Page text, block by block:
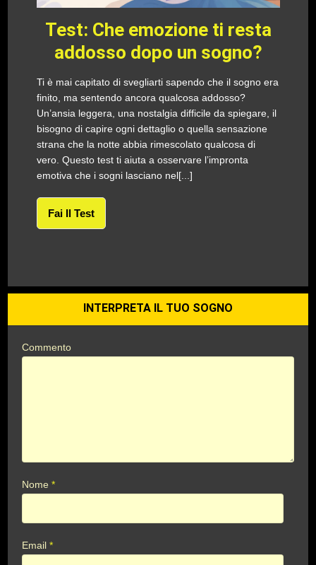
Test: Che emozione ti resta
addosso dopo un sogno?
Ti è mai capitato di svegliarti sapendo che il sogno era
finito, ma sentendo ancora qualcosa addosso?
Un’ansia leggera, una nostalgia difficile da spiegare, il
bisogno di capire ogni dettaglio o quella sensazione
strana che la notte abbia rimescolato qualcosa di
vero. Questo test ti aiuta a osservare l’impronta
emotiva che i sogni lasciano nel[...]
Fai Il Test
INTERPRETA IL TUO SOGNO
Commento
Nome*
Email*